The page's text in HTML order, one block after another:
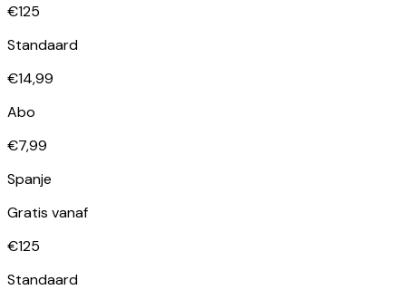
€125
Standaard
€14,99
Abo
€7,99
Spanje
Gratis vanaf
€125
Standaard